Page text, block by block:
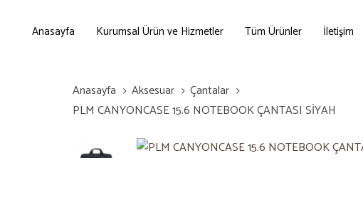
Anasayfa Kurumsal Ürün ve Hizmetler Tüm Ürünler İletişim
Anasayfa Aksesuar
Çantalar
PLM CANYONCASE 15.6 NOTEBOOK ÇANTASI SİYAH